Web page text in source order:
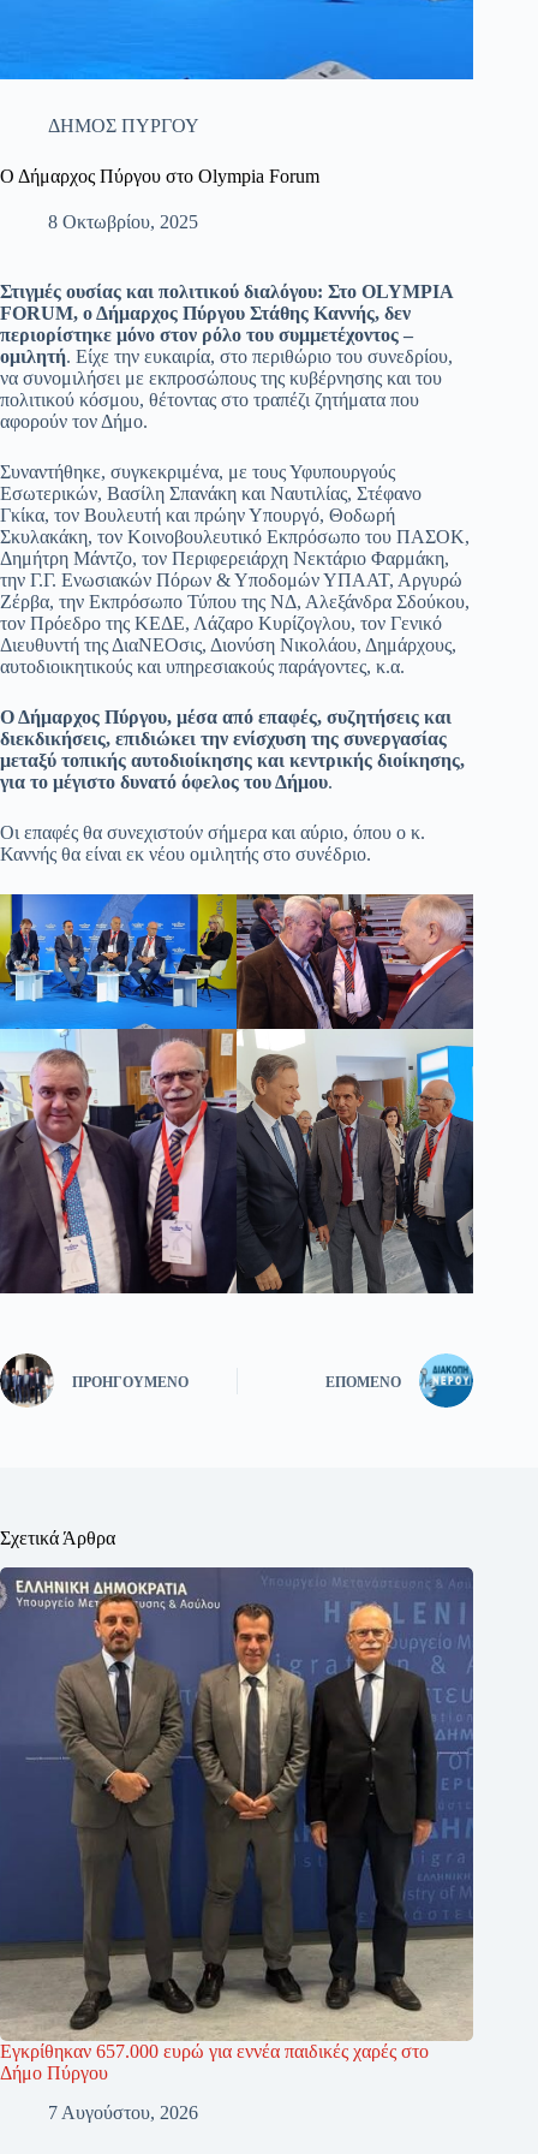
ΔΗΜΟΣ ΠΥΡΓΟΥ
Ο Δήμαρχος Πύργου στο Olympia Forum
8 Οκτωβρίου, 2025
Στιγμές ουσίας και πολιτικού διαλόγου: Στο OLYMPIA
FORUM, ο Δήμαρχος Πύργου Στάθης Καννής, δεν
περιορίστηκε μόνο στον ρόλο του συμμετέχοντος –
ομιλητή. Είχε την ευκαιρία, στο περιθώριο του συνεδρίου,
να συνομιλήσει με εκπροσώπους της κυβέρνησης και του
πολιτικού κόσμου, θέτοντας στο τραπέζι ζητήματα που
αφορούν τον Δήμο.
Συναντήθηκε, συγκεκριμένα, με τους Υφυπουργούς
Εσωτερικών, Βασίλη Σπανάκη και Ναυτιλίας, Στέφανο
Γκίκα, τον Βουλευτή και πρώην Υπουργό, Θοδωρή
Σκυλακάκη, τον Κοινοβουλευτικό Εκπρόσωπο του ΠΑΣΟΚ,
Δημήτρη Μάντζο, τον Περιφερειάρχη Νεκτάριο Φαρμάκη,
την Γ.Γ. Ενωσιακών Πόρων & Υποδομών ΥΠΑΑΤ, Αργυρώ
Ζέρβα, την Εκπρόσωπο Τύπου της ΝΔ, Αλεξάνδρα Σδούκου,
τον Πρόεδρο της ΚΕΔΕ, Λάζαρο Κυρίζογλου, τον Γενικό
Διευθυντή της ΔιαΝΕΟσις, Διονύση Νικολάου, Δημάρχους,
αυτοδιοικητικούς και υπηρεσιακούς παράγοντες, κ.α.
Ο Δήμαρχος Πύργου, μέσα από επαφές, συζητήσεις και
διεκδικήσεις, επιδιώκει την ενίσχυση της συνεργασίας
μεταξύ τοπικής αυτοδιοίκησης και κεντρικής διοίκησης,
για το μέγιστο δυνατό όφελος του Δήμου.
Οι επαφές θα συνεχιστούν σήμερα και αύριο, όπου ο κ.
Καννής θα είναι εκ νέου ομιλητής στο συνέδριο.
ΠΡΟΗΓΟΎΜΕΝΟ ΕΠΌΜΕΝΟ
Σχετικά Άρθρα
Εγκρίθηκαν 657.000 ευρώ για εννέα παιδικές χαρές στο
Δήμο Πύργου
7 Αυγούστου, 2026